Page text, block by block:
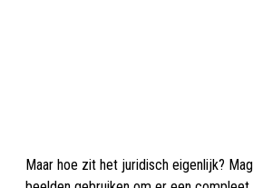
Maar hoe zit het juridisch eigenlijk?